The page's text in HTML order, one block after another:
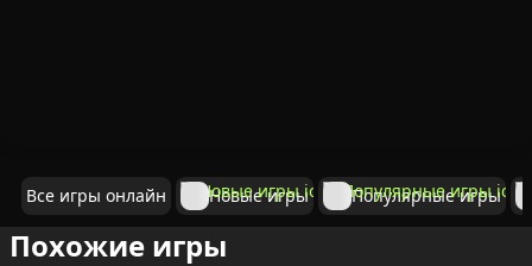
Все игры онлайн Новые игры Популярные игры
Похожие игры